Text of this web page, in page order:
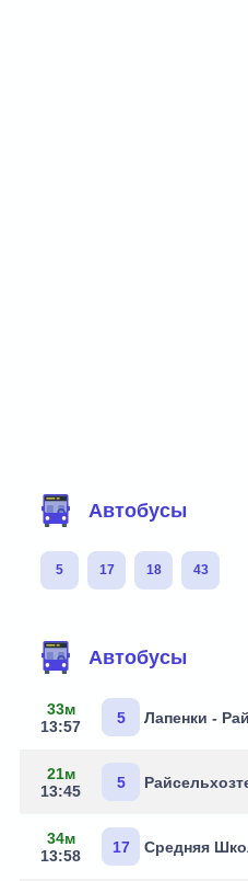
Автобусы
5 17 18 43
Автобусы
33м
13:57
5 Лапенки -
21м
13:45
5
34м
13:58
17 Средняя